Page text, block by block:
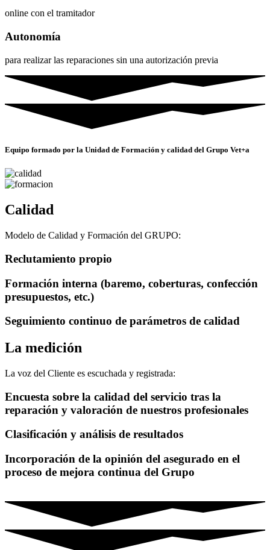
online con el tramitador
Autonomía
para realizar las reparaciones sin una autorización previa
Equipo formado por la Unidad de Formación y calidad del Grupo Vet+a
Calidad
Modelo de Calidad y Formación del GRUPO:
Reclutamiento propio
Formación interna (baremo, coberturas, confección
presupuestos, etc.)
Seguimiento continuo de parámetros de calidad
La medición
La voz del Cliente es escuchada y registrada:
Encuesta sobre la calidad del servicio tras la
reparación y valoración de nuestros profesionales
Clasificación y análisis de resultados
Incorporación de la opinión del asegurado en el
proceso de mejora continua del Grupo